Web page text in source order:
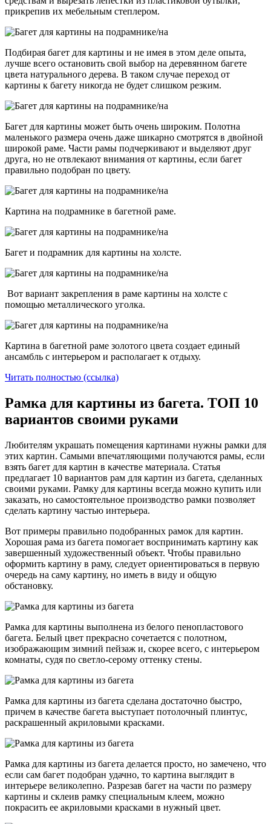
прикрепив их мебельным степлером.
Подбирая багет для картины и не имея в этом деле опыта,
лучше всего остановить свой выбор на деревянном багете
цвета натурального дерева. В таком случае переход от
картины к багету никогда не будет слишком резким.
Багет для картины может быть очень широким. Полотна
маленького размера очень даже шикарно смотрятся в двойной
широкой раме. Части рамы подчеркивают и выделяют друг
друга, но не отвлекают внимания от картины, если багет
правильно подобран по цвету.
Картина на подрамнике в багетной раме.
Багет и подрамник для картины на холсте.
Вот вариант закрепления в раме картины на холсте с
помощью металлического уголка.
Картина в багетной раме золотого цвета создает единый
ансамбль с интерьером и располагает к отдыху.
Читать полностью (ссылка)
Рамка для картины из багета. ТОП 10
вариантов своими руками
Любителям украшать помещения картинами нужны рамки для
этих картин. Самыми впечатляющими получаются рамы, если
взять багет для картин в качестве материала. Статья
предлагает 10 вариантов рам для картин из багета, сделанных
своими руками. Рамку для картины всегда можно купить или
заказать, но самостоятельное производство рамки позволяет
сделать картину частью интерьера.
Вот примеры правильно подобранных рамок для картин.
Хорошая рама из багета помогает воспринимать картину как
завершенный художественный объект. Чтобы правильно
оформить картину в раму, следует ориентироваться в первую
очередь на саму картину, но иметь в виду и общую
обстановку.
Рамка для картины выполнена из белого пенопластового
багета. Белый цвет прекрасно сочетается с полотном,
изображающим зимний пейзаж и, скорее всего, с интерьером
комнаты, судя по светло-серому оттенку стены.
Рамка для картины из багета сделана достаточно быстро,
причем в качестве багета выступает потолочный плинтус,
раскрашенный акриловыми красками.
Рамка для картины из багета делается просто, но замечено, что
если сам багет подобран удачно, то картина выглядит в
интерьере великолепно. Разрезав багет на части по размеру
картины и склеив рамку специальным клеем, можно
покрасить ее акриловыми красками в нужный цвет.